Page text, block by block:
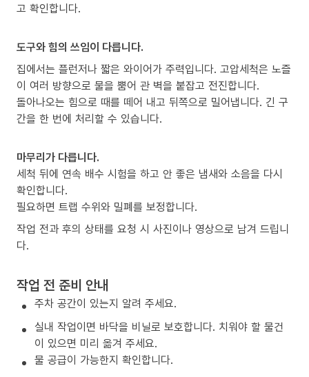
고 확인합니다.
도구와 힘의 쓰임이 다릅니다.
집에서는 플런저나 짧은 와이어가 주력입니다. 고압세척은 노즐
이 여러 방향으로 물을 뿜어 관 벽을 붙잡고 전진합니다.
돌아나오는 힘으로 때를 떼어 내고 뒤쪽으로 밀어냅니다. 긴 구
간을 한 번에 처리할 수 있습니다.
마무리가 다릅니다.
세척 뒤에 연속 배수 시험을 하고 안 좋은 냄새와 소음을 다시
확인합니다.
필요하면 트랩 수위와 밀폐를 보정합니다.
작업 전과 후의 상태를 요청 시 사진이나 영상으로 남겨 드립니
다.
작업 전 준비 안내
주차 공간이 있는지 알려 주세요.
실내 작업이면 바닥을 비닐로 보호합니다. 치워야 할 물건
이 있으면 미리 옮겨 주세요.
물 공급이 가능한지 확인합니다.